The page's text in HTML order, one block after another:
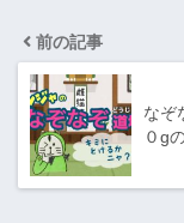
前の記事
なぞ
０g